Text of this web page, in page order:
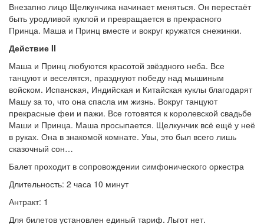
Внезапно лицо Щелкунчика начинает меняться. Он перестаёт
быть уродливой куклой и превращается в прекрасного
Принца. Маша и Принц вместе и вокруг кружатся снежинки.
Действие II
Маша и Принц любуются красотой звёздного неба. Все
танцуют и веселятся, празднуют победу над мышиным
войском. Испанская, Индийская и Китайская куклы благодарят
Машу за то, что она спасла им жизнь. Вокруг танцуют
прекрасные феи и пажи. Все готовятся к королевской свадьбе
Маши и Принца. Маша просыпается. Щелкунчик всё ещё у неё
в руках. Она в знакомой комнате. Увы, это был всего лишь
сказочный сон…
Балет проходит в сопровождении симфонического оркестра
Длительность: 2 часа 10 минут
Антракт: 1
Для билетов установлен единый тариф. Льгот нет.